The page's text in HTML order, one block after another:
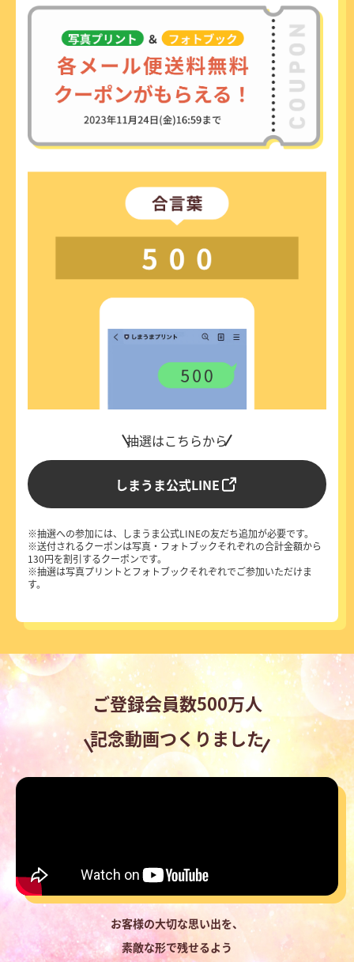
抽選はこちらから
しまうま公式LINE
抽選への参加には、しまうま公式LINEの友だち追加が必要です。
送付されるクーポンは写真・フォトブックそれぞれの合計金額から
130円を割引するクーポンです。
抽選は写真プリントとフォトブックそれぞれでご参加いただけま
す。
ご登録会員数500万人
記念動画つくりました
お客様の大切な思い出を、
素敵な形で残せるよう